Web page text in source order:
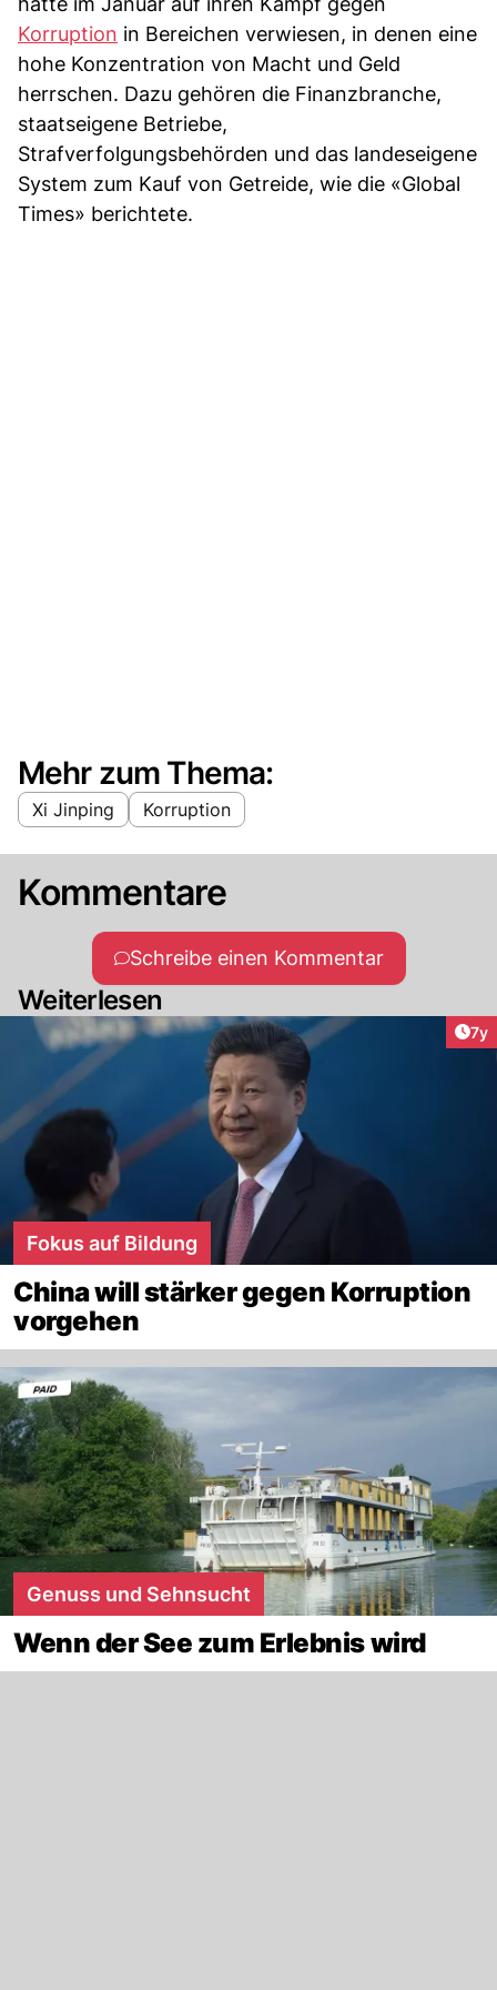
Korruption in Bereichen verwiesen, in denen eine
hohe Konzentration von Macht und Geld
herrschen. Dazu gehören die Finanzbranche,
staatseigene Betriebe,
Strafverfolgungsbehörden und das landeseigene
System zum Kauf von Getreide, wie die «Global
Times» berichtete.
Mehr zum Thema:
Xi Jinping Korruption
Kommentare
Schreibe einen Kommentar
Weiterlesen
7y
Fokus auf Bildung
China will stärker gegen Korruption
vorgehen
Genuss und Sehnsucht
Wenn der See zum Erlebnis wird